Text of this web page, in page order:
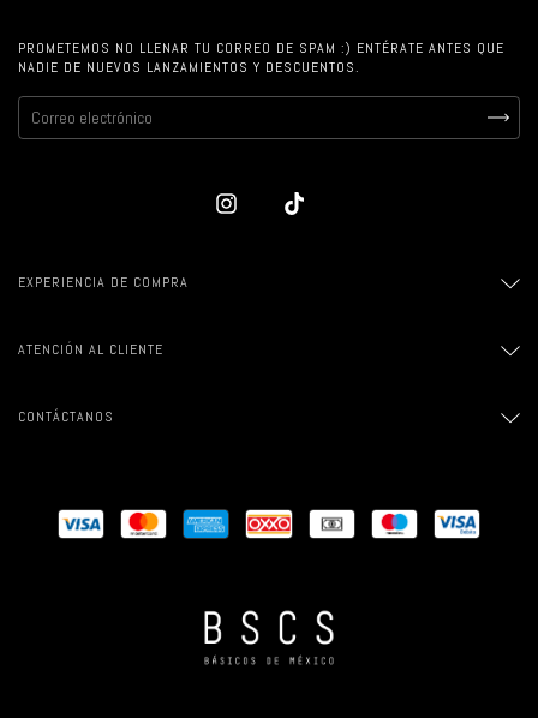
PROMETEMOS NO LLENAR TU CORREO DE SPAM :) ENTÉRATE ANTES QUE
NADIE DE NUEVOS LANZAMIENTOS Y DESCUENTOS.
EXPERIENCIA DE COMPRA
ATENCIÓN AL CLIENTE
CONTÁCTANOS